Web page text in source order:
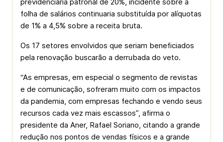
folha de salários continuaria substituída por alíquotas
de 1% a 4,5% sobre a receita bruta.
Os 17 setores envolvidos que seriam beneficiados
pela renovação buscarão a derrubada do veto.
“As empresas, em especial o segmento de revistas
e de comunicação, sofreram muito com os impactos
da pandemia, com empresas fechando e vendo seus
recursos cada vez mais escassos”, afirma o
presidente da Aner, Rafael Soriano, citando a grande
redução nos pontos de vendas físicos e a grande